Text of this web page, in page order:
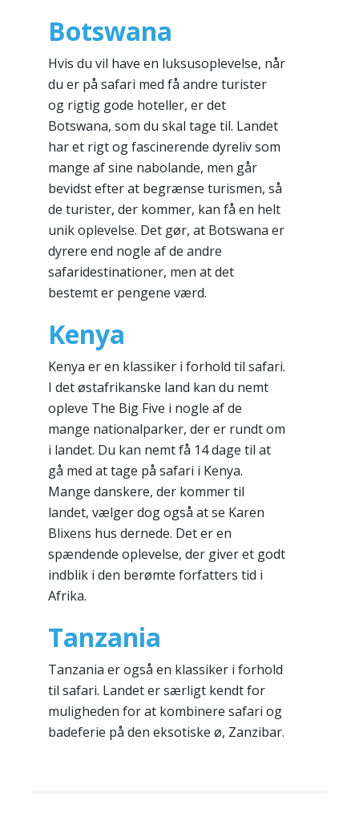
Botswana
Hvis du vil have en luksusoplevelse, når
du er på safari med få andre turister
og rigtig gode hoteller, er det
Botswana, som du skal tage til. Landet
har et rigt og fascinerende dyreliv som
mange af sine nabolande, men går
bevidst efter at begrænse turismen, så
de turister, der kommer, kan få en helt
unik oplevelse. Det gør, at Botswana er
dyrere end nogle af de andre
safaridestinationer, men at det
bestemt er pengene værd.
Kenya
Kenya er en klassiker i forhold til safari.
I det østafrikanske land kan du nemt
opleve The Big Five i nogle af de
mange nationalparker, der er rundt om
i landet. Du kan nemt få 14 dage til at
gå med at tage på safari i Kenya.
Mange danskere, der kommer til
landet, vælger dog også at se Karen
Blixens hus dernede. Det er en
spændende oplevelse, der giver et godt
indblik i den berømte forfatters tid i
Afrika.
Tanzania
Tanzania er også en klassiker i forhold
til safari. Landet er særligt kendt for
muligheden for at kombinere safari og
badeferie på den eksotiske ø, Zanzibar.